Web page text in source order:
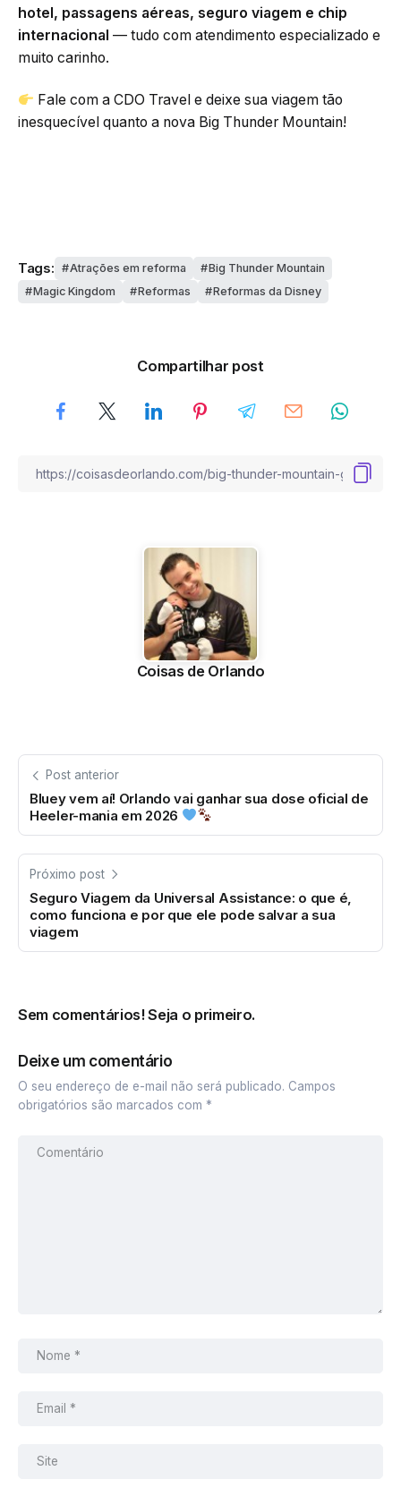
hotel, passagens aéreas, seguro viagem e chip
internacional — tudo com atendimento especializado e
muito carinho.
Fale com a CDO Travel e deixe sua viagem tão
inesquecível quanto a nova Big Thunder Mountain!
Tags: Atrações em reforma
Big Thunder Mountain
Magic Kingdom
Reformas Reformas da Disney
Compartilhar post
Coisas de Orlando
Post anterior
Bluey vem aí! Orlando vai ganhar sua dose oficial de
Heeler-mania em 2026
Próximo post
Seguro Viagem da Universal Assistance: o que é,
como funciona e por que ele pode salvar a sua
viagem
Sem comentários! Seja o primeiro.
Deixe um comentário
O seu endereço de e-mail não será publicado. Campos
obrigatórios são marcados com *